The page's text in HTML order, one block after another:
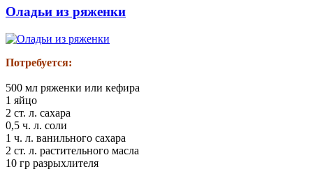
Оладьи из ряженки
Потребуется:
500 мл ряженки или кефира
1 яйцо
2 ст. л. сахара
0,5 ч. л. соли
1 ч. л. ванильного сахара
2 ст. л. растительного масла
10 гр разрыхлителя